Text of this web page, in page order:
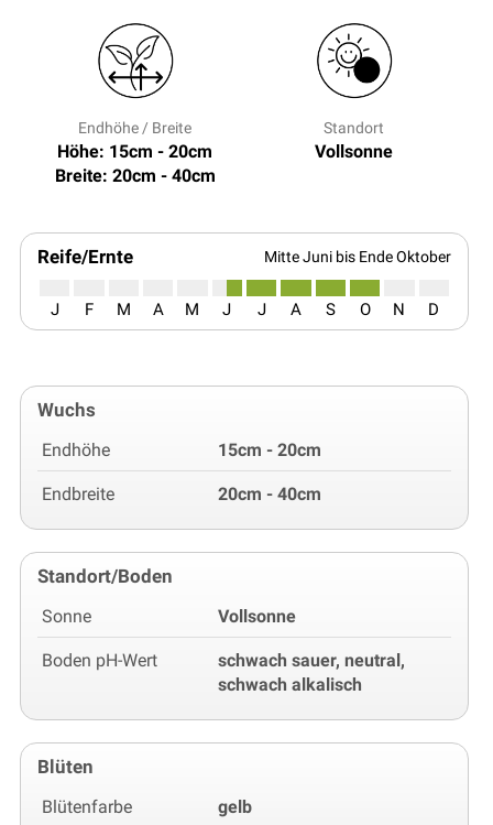
Endhöhe / Breite
Höhe: 15cm - 20cm
Breite: 20cm - 40cm
Standort
Vollsonne
Reife/Ernte Mitte Juni bis Ende Oktober
J F M A M J J A S O N D
Wuchs
Endhöhe 15cm - 20cm
Endbreite 20cm - 40cm
Standort/Boden
Sonne Vollsonne
Boden pH-Wert
schwach sauer, neutral,
schwach alkalisch
Blüten
Blütenfarbe gelb